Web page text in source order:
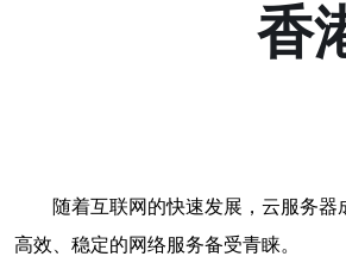
香
随着互联网的快速发展，云服务
高效、稳定的网络服务备受青睐。